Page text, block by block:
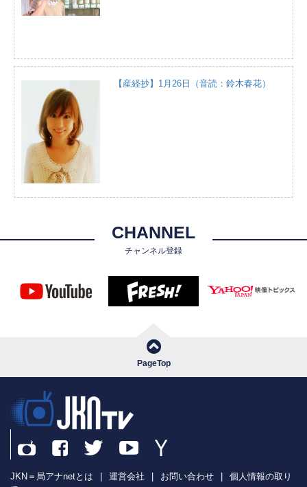
【産経抄】1月26日（音読：鈴木春花）
CHANNEL
チャンネル登録
PageTop
JKN＝局アナnetとは 運営会社 お問い合わせ
個人情報の取り